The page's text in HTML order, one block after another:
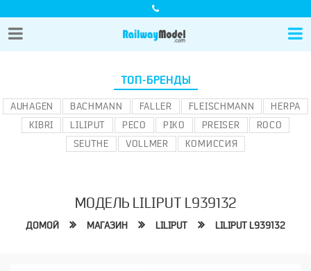
ТОП-БРЕНДЫ
AUHAGEN BACHMANN FALLER FLEISCHMANN
HERPA
KIBRI
LILIPUT PECO PIKO PREISER
ROCO
SEUTHE
VOLLMER КОМИССИЯ
МОДЕЛЬ LILIPUT L939132
ДОМОЙ МАГАЗИН LILIPUT LILIPUT L939132